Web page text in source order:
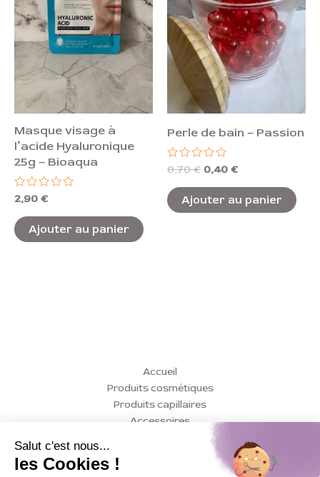
Masque visage à
l’acide Hyaluronique
25g – Bioaqua
Note
sur
5
2,90 €
Ajouter au panier
Perle de bain – Passion
Note
sur
5
0,70€ 0,40 €
Ajouter au panier
Accueil
Produits cosmétiques
Produits capillaires
Accessoires